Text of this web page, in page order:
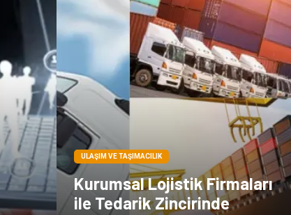
Telekomünikasyon
Tarım &
Hayvancılık
Periyodik Kontrol Spor Malzemeleri
ULAŞIM VE TAŞIMACILIK
Kurumsal Lojistik Firmaları
ile Tedarik Zincirinde